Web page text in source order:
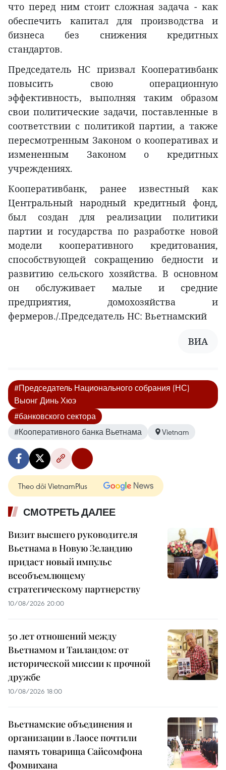
что перед ним стоит сложная задача - как
обеспечить капитал для производства и
бизнеса без снижения кредитных
стандартов.
Председатель НС призвал Кооперативбанк
повысить свою операционную
эффективность, выполняя таким образом
свои политические задачи, поставленные в
соответствии с политикой партии, а также
пересмотренным Законом о кооперативах и
измененным Законом о кредитных
учреждениях.
Кооперативбанк, ранее известный как
Центральный народный кредитный фонд,
был создан для реализации политики
партии и государства по разработке новой
модели кооперативного кредитования,
способствующей сокращению бедности и
развитию сельского хозяйства. В основном
он обслуживает малые и средние
предприятия, домохозяйства и
фермеров./.Председатель НС: Вьетнамский
ВИА
#Председатель Национального собрания (НС)
Выонг Динь Хюэ
#банковского сектора
#Кооперативного банка Вьетнама
Vietnam
Theo dõi VietnamPlus
СМОТРЕТЬ ДАЛЕЕ
Визит высшего руководителя
Вьетнама в Новую Зеландию
придаст новый импульс
всеобъемлющему
стратегическому партнерству
10/08/2026 20:00
50 лет отношений между
Вьетнамом и Таиландом: от
исторической миссии к прочной
дружбе
10/08/2026 18:00
Вьетнамские объединения и
организации в Лаосе почтили
память товарища Сайсомфона
Фомвихана